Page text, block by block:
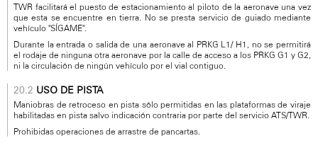
TWR facilitará el puesto de estacionamiento al piloto de la aeronave una vez
que esta se encuentre en tierra. No se presta servicio de guiado mediante
vehículo "SÍGAME".
Durante la entrada o salida de una aeronave al PRKG L1/ H1, no se permitirá
el rodaje de ninguna otra aeronave por la calle de acceso a los PRKG G1 y G2,
ni la circulación de ningún vehículo por el vial contiguo.
USO DE PISTA
Maniobras de retroceso en pista sólo permitidas en las plataformas de viraje
habilitadas en pista salvo indicación contraria por parte del servicio ATS/TWR.
Prohibidas operaciones de arrastre de pancartas.